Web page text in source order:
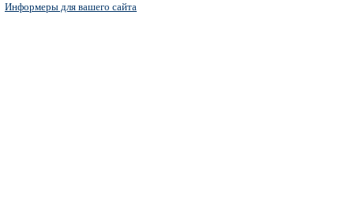
Информеры для вашего сайта